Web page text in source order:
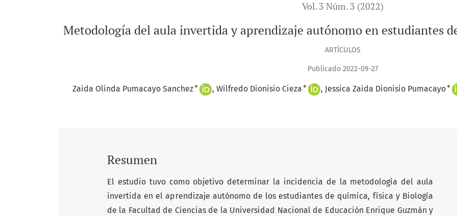
Vol. 3 Núm. 3 (2022)
Metodología del aula invertida y aprendizaje autónomo en estudiantes
ARTÍCULOS
Publicado 2022-09-27
Zaida Olinda Pumacayo Sanchez+ Wilfredo Dionisio Cieza + Jessica Zaida Dionisio Pumacayo+
Resumen
El estudio tuvo como objetivo determinar la incidencia de la metodología del aula
invertida en el aprendizaje autónomo de los estudiantes de química, física y Biología
de la Facultad de Ciencias de la Universidad Nacional de Educación Enrique Guzmán y